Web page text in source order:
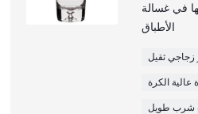
في غسالة
الأطباق
ثقيل
عالية الكرة
شرب طويل